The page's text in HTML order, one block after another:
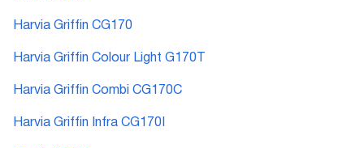
Harvia Griffin CG170
Harvia Griffin Colour Light G170T
Harvia Griffin Combi CG170C
Harvia Griffin Infra CG170I